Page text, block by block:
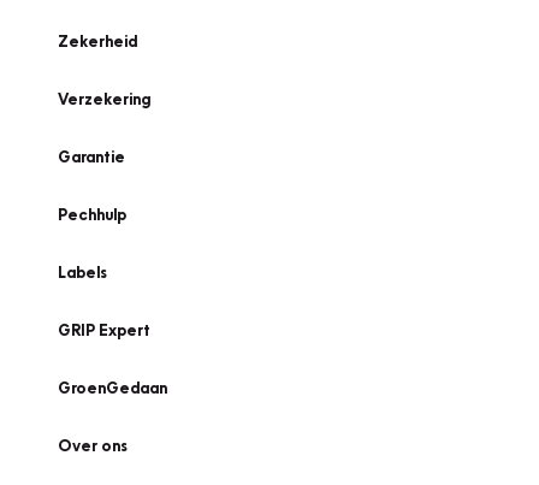
Zekerheid
Verzekering
Garantie
Pechhulp
Labels
GRIP Expert
GroenGedaan
Over ons